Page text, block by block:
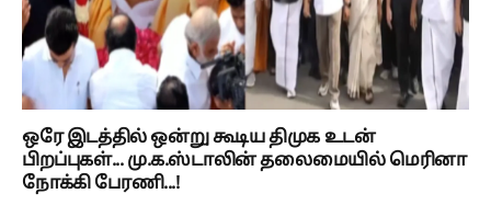
ஒரே இடத்தில் ஒன்று கூடிய திமுக உடன்
பிறப்புகள்... மு.க.ஸ்டாலின் தலைமையில் மெரினா
நோக்கி பேரணி...!